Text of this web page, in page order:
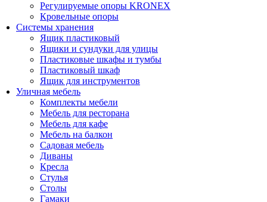
Регулируемые опоры KRONEX
Кровельные опоры
Системы хранения
Ящик пластиковый
Ящики и сундуки для улицы
Пластиковые шкафы и тумбы
Пластиковый шкаф
Ящик для инструментов
Уличная мебель
Комплекты мебели
Мебель для ресторана
Мебель для кафе
Мебель на балкон
Садовая мебель
Диваны
Кресла
Стулья
Столы
Гамаки